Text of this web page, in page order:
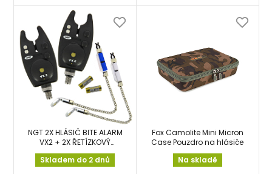
NGT 2X HLÁSIČ BITE ALARM
VX2 + 2X ŘETÍZKOVÝ
SWINGER + 2X BATERKY
ZDARMA!!!
Skladem do 2 dnů
Fox Camolite Mini Micron
Case Pouzdro na hlásiče
Na skladě